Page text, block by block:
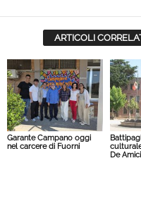
ARTICOLI
Garante Campano oggi
nel carcere di Fuorni
De